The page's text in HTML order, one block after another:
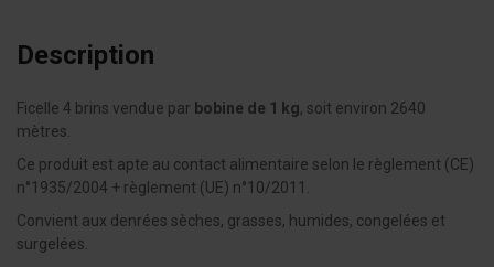
Description
Ficelle 4 brins vendue par bobine de 1 kg, soit environ 2640
mètres.
Ce produit est apte au contact alimentaire selon le règlement (CE)
n°1935/2004 + règlement (UE) n°10/2011.
Convient aux denrées sèches, grasses, humides, congelées et
surgelées.